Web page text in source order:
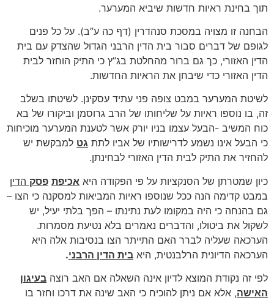
תוך בחינת ראיות חדשות שיביא המערער.
הבחנה זו מצויה במסכת סנהדרין (דף כה ע”ב). על כל פנים
לגופם של דברים סבור בית הדין הרבני הגדול שהצדק עם בית
הדין האזורי, כך גם ברור מהחלטת בג”ץ כי התיק הוחזר לבית
הדין האזורי כדי שיבחן את הראיות החדשות.
לשיטת המערער במבט צופה פני עתיד עסקינן. לשיטתו בשלב
זה, בו נוספו ראיות על שליחותו של הרב גרוסמן וביקורו של בא
כוח המשיב -הבעל עצמו בניו יורק אשר לטענת המערער מוכיחות
כי הבעל אינו נשמע לדרישותיו של אביו לתת גט למבקשת יש
להחזיר את התיק לבית הדין האזורי לבחינתן.
כיון שמטרתן של הסנקציות על פי הפקודה היא אכיפת פסק הדין
במבט קדימה הנה ככל שנוספו ראיות המביאות למסקנה כי הצו –
גם בהנחה כי היה במקומו לעת נתינתו – הפך בלתי יעיל, יש
לשקול את ביטולו, והדברים נאמרים בלא נטיעת מסמרות.
הערכאה שעליה לברר האם התייתר הצו בנסיבות אלה היא
הערכאה הדיונית הרלבנטית, היא בית הדין הרבני.
לפי זה נקודת המוצא לדיון אינה השאלה אם האב רוצה בעיגון
האישה, אלא אם ניתן להוכיח כי האב שינה את דרכו וחזר בו